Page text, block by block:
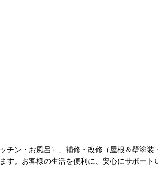
ン・お風呂）、補修・改修（屋根＆壁塗装
。お客様の生活を便利に、安心にサポート